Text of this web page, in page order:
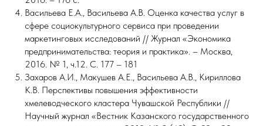
Васильева Е.А., Васильева А.В. Оценка качества услуг в
сфере социокультурного сервиса при проведении
маркетинговых исследований // Журнал «Экономика
предпринимательства: теория и практика». – Москва,
2016. № 1, ч.12. С. 177 – 181
Захаров А.И., Макушев А.Е., Васильева А.В., Кириллова
К.В. Перспективы повышения эффективности
хмелеводческого кластера Чувашской Республики //
Научный журнал «Вестник Казанского государственного